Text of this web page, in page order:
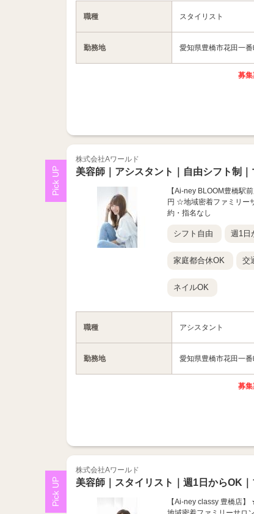
職種 スタイリスト
勤務地 愛知県豊橋市花田一
募
株式会社Aワールド
美容師｜アシスタント｜自由シフト制
【Ai-ney BLOOM豊橋
円 ☆地域密着ファミリ
約・指名なし
シフト自由 週1日
家庭都合休OK 交
ネイルOK
職種 アシスタント
勤務地 愛知県豊橋市花田一
募
株式会社Aワールド
美容師｜スタイリスト｜週1日からOK
【Ai-ney classy 豊橋店